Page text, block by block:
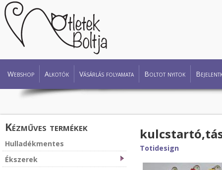
Webshop Alkotók Vásárlás folyamata Boltot nyitok
Kézműves termékek
Hulladékmentes
Ékszerek
Totidesign